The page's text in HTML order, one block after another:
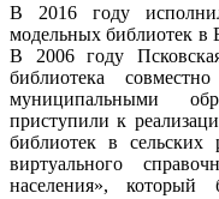
В 2016 году
модельных библиотек в
В 2006 году
библиотека
муниципальными
приступили к
библиотек в
виртуального
населения»,